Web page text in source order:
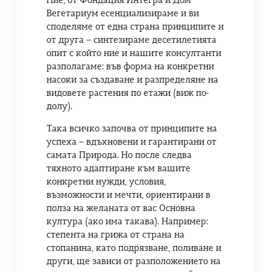
Вегетариум есенциализираме и ви
споделяме от една страна принципите и
от друга – синтезираме десетилетията
опит с който ние и нашите консултанти
разполагаме: във форма на конкретни
насоки за създаване и разпределяне на
видовете растения по етажи (виж по-
долу).
Така всичко започва от принципите на
успеха – вдъхновени и гарантирани от
самата Природа. Но после следва
тяхното адаптиране към вашите
конкретни нужди, условия,
възможности и мечти, ориентирани в
полза на желаната от вас Основна
култура (ако има такава). Например:
степента на грижа от страна на
стопанина, като подрязване, поливане и
други, ще зависи от разположението на